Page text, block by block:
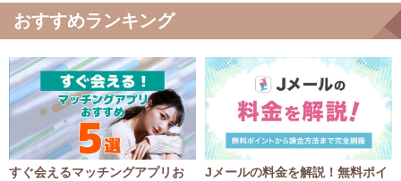
おすすめランキング
すぐ会えるマッチングアプリお
Jメールの料金を解説！無料ポイ